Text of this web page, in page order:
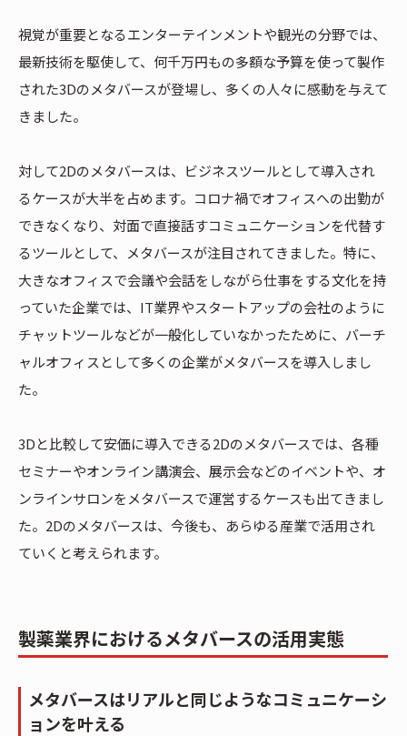
視覚が重要となるエンターテインメントや観光の分野では、
最新技術を駆使して、何千万円もの多額な予算を使って製作
された3Dのメタバースが登場し、多くの人々に感動を与えて
きました。
対して2Dのメタバースは、ビジネスツールとして導入され
るケースが大半を占めます。コロナ禍でオフィスへの出勤が
できなくなり、対面で直接話すコミュニケーションを代替す
るツールとして、メタバースが注目されてきました。特に、
大きなオフィスで会議や会話をしながら仕事をする文化を持
っていた企業では、IT業界やスタートアップの会社のように
チャットツールなどが一般化していなかったために、バーチ
ャルオフィスとして多くの企業がメタバースを導入しまし
た。
3Dと比較して安価に導入できる2Dのメタバースでは、各種
セミナーやオンライン講演会、展示会などのイベントや、オ
ンラインサロンをメタバースで運営するケースも出てきまし
た。2Dのメタバースは、今後も、あらゆる産業で活用され
ていくと考えられます。
製薬業界におけるメタバースの活用実態
メタバースはリアルと同じようなコミュニケーシ
ョンを叶える